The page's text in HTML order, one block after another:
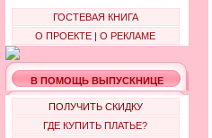
ГОСТЕВАЯ КНИГА
О ПРОЕКТЕ | О РЕКЛАМЕ
В ПОМОЩЬ ВЫПУСКНИЦЕ
ПОЛУЧИТЬ СКИДКУ
ГДЕ КУПИТЬ ПЛАТЬЕ?